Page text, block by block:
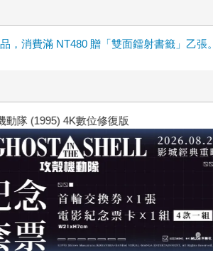
消費滿 NT480 贈「雙面鐳射書籤」乙張。
動隊 (1995) 4K數位修復版